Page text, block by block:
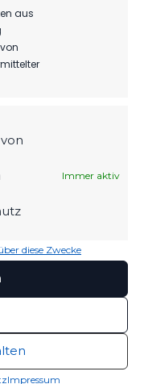
aus
Immer aktiv
diese Zwecke
Impressum
August 2026
VERLÄNGERT
SPONSORING
DÄMPFER
August 2026
& VERBÄNDE